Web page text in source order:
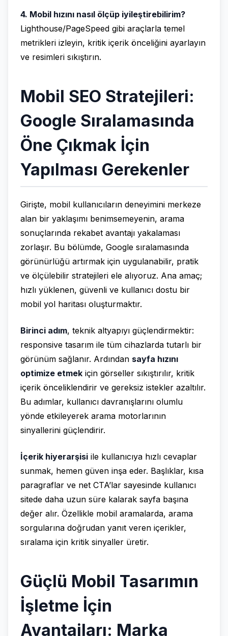
4. Mobil hızını nasıl ölçüp iyileştirebilirim?
Lighthouse/PageSpeed gibi araçlarla temel
metrikleri izleyin, kritik içerik önceliğini ayarlayın
ve resimleri sıkıştırın.
Mobil SEO Stratejileri:
Google Sıralamasında
Öne Çıkmak İçin
Yapılması Gerekenler
Girişte, mobil kullanıcıların deneyimini merkeze
alan bir yaklaşımı benimsemeyenin, arama
sonuçlarında rekabet avantajı yakalaması
zorlaşır. Bu bölümde, Google sıralamasında
görünürlüğü artırmak için uygulanabilir, pratik
ve ölçülebilir stratejileri ele alıyoruz. Ana amaç;
hızlı yüklenen, güvenli ve kullanıcı dostu bir
mobil yol haritası oluşturmaktır.
Birinci adım, teknik altyapıyı güçlendirmektir:
responsive tasarım ile tüm cihazlarda tutarlı bir
görünüm sağlanır. Ardından sayfa hızını
optimize etmek için görseller sıkıştırılır, kritik
içerik önceliklendirir ve gereksiz istekler azaltılır.
Bu adımlar, kullanıcı davranışlarını olumlu
yönde etkileyerek arama motorlarının
sinyallerini güçlendirir.
İçerik hiyerarşisi ile kullanıcıya hızlı cevaplar
sunmak, hemen güven inşa eder. Başlıklar, kısa
paragraflar ve net CTA’lar sayesinde kullanıcı
sitede daha uzun süre kalarak sayfa başına
değer alır. Özellikle mobil aramalarda, arama
sorgularına doğrudan yanıt veren içerikler,
sıralama için kritik sinyaller üretir.
Güçlü Mobil Tasarımın
İşletme İçin
Avantajları: Marka